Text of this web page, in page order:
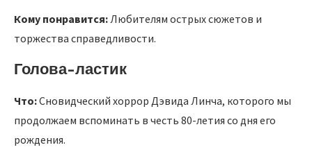
Кому понравится:Любителям острых сюжетов и
торжества справедливости.
Голова-ластик
Что:Сновидческий хоррор Дэвида Линча, которого мы
продолжаем вспоминать в честь 80-летия со дня его
рождения.